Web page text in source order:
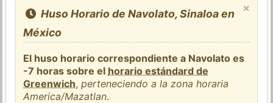
×
Huso Horario de Navolato, Sinaloa en
México
El huso horario correspondiente a Navolato es
-7 horas sobre el horario estándard de
Greenwich,perteneciendo a la zona horaria
America/Mazatlan.